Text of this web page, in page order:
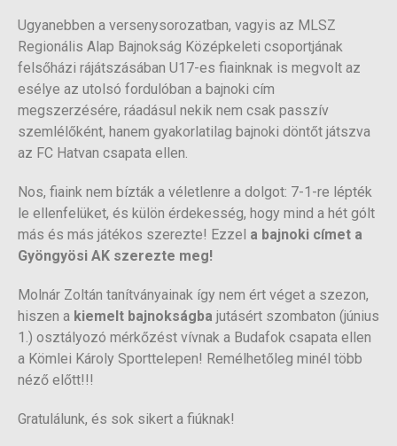
Ugyanebben a versenysorozatban, vagyis az MLSZ
Regionális Alap Bajnokság Középkeleti csoportjának
felsőházi rájátszásában U17-es fiainknak is megvolt az
esélye az utolsó fordulóban a bajnoki cím
megszerzésére, ráadásul nekik nem csak passzív
szemlélőként, hanem gyakorlatilag bajnoki döntőt játszva
az FC Hatvan csapata ellen.
Nos, fiaink nem bízták a véletlenre a dolgot: 7-1-re lépték
le ellenfelüket, és külön érdekesség, hogy mind a hét gólt
más és más játékos szerezte! Ezzel a bajnoki címet a
Gyöngyösi AK szerezte meg!
Molnár Zoltán tanítványainak így nem ért véget a szezon,
hiszen a kiemelt bajnokságba jutásért szombaton (június
1.) osztályozó mérkőzést vívnak a Budafok csapata ellen
a Kömlei Károly Sporttelepen! Remélhetőleg minél több
néző előtt!!!
Gratulálunk, és sok sikert a fiúknak!